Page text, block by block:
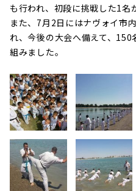
も行われ、初段に挑戦した1名
また、7月2日にはナヴォイ市
れ、今後の大会へ備えて、
組みました。